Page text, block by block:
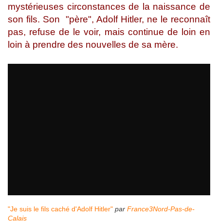
mystérieuses circonstances de la naissance de
son fils. Son "père", Adolf Hitler, ne le reconnaît
pas, refuse de le voir, mais continue de loin en
loin à prendre des nouvelles de sa mère.
"Je suis le fils caché d'Adolf Hitler" par France3Nord-Pas-de-
Calais